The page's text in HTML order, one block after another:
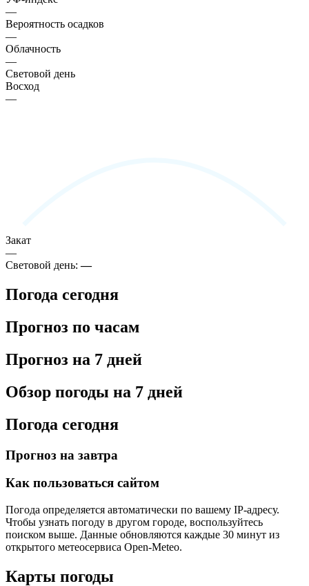
—
Вероятность осадков
—
Облачность
—
Световой день
Восход
—
Закат
—
Световой день:—
Погода сегодня
Прогноз по часам
Прогноз на 7 дней
Обзор погоды на 7 дней
Погода сегодня
Прогноз на завтра
Как пользоваться сайтом
Погода определяется автоматически по вашему IP-адресу.
Чтобы узнать погоду в другом городе, воспользуйтесь
поиском выше. Данные обновляются каждые 30 минут из
открытого метеосервиса Open-Meteo.
Карты погоды